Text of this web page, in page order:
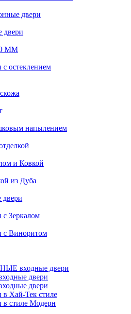
двери
двери
ММ
остеклением
напылением
и Ковкой
из Дуба
двери
Зеркалом
с Виноритом
входные двери
двери
двери
в Хай-Тек стиле
в стиле Модерн